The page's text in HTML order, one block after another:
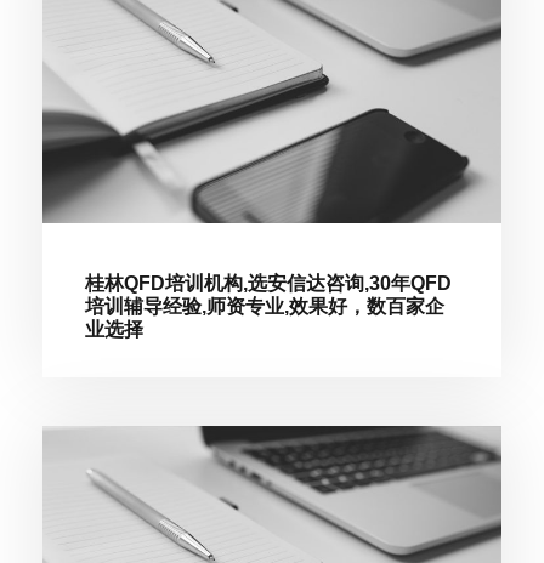
桂林QFD培训机构,选安信达咨询,30年QFD
培训辅导经验,师资专业,效果好，数百家企
业选择